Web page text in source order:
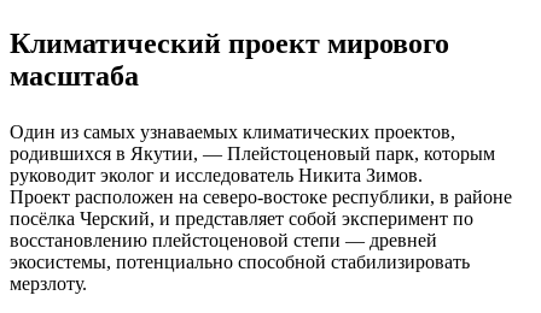
Климатический проект мирового
масштаба
Один из самых узнаваемых климатических проектов,
родившихся в Якутии, — Плейстоценовый парк, которым
руководит эколог и исследователь Никита Зимов.
Проект расположен на северо‑востоке республики, в районе
посёлка Черский, и представляет собой эксперимент по
восстановлению плейстоценовой степи — древней
экосистемы, потенциально способной стабилизировать
мерзлоту.